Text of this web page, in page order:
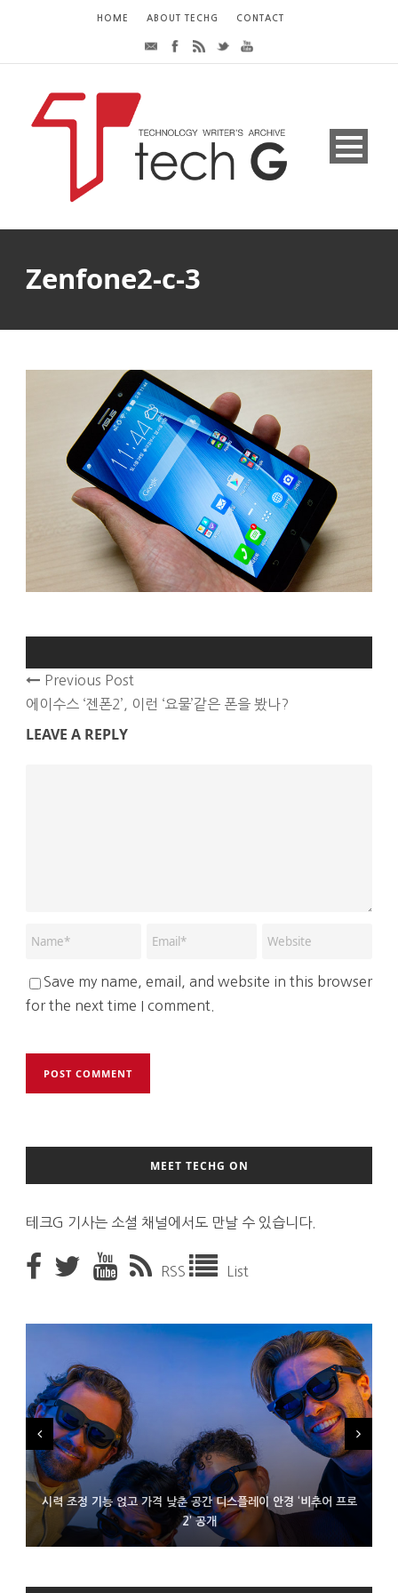
HOME ABOUT TECHG CONTACT
Zenfone2-c-3
Previous Post
에이수스 ‘젠폰2’, 이런 ‘요물’같은 폰을 봤나?
LEAVE A REPLY
Save my name, email, and website in this browser
for the next time I comment.
MEET TECHG ON
테크G 기사는 소셜 채널에서도 만날 수 있습니다.
RSS List
시력 조정 기능 얹고 가격 낮춘 공간 디스플레이 안경 ‘비추어 프로
2’ 공개
D램 부족에 10억달러어치 아이폰18 프로세서 패키징 대기 중
300~400달러 반지형 스피커 준비하는 오픈AI